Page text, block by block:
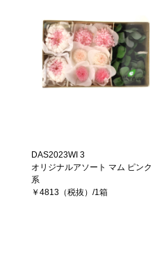
DAS2023WI 3
オリジナルアソート マム ピンク
系
￥4813（税抜）/1箱